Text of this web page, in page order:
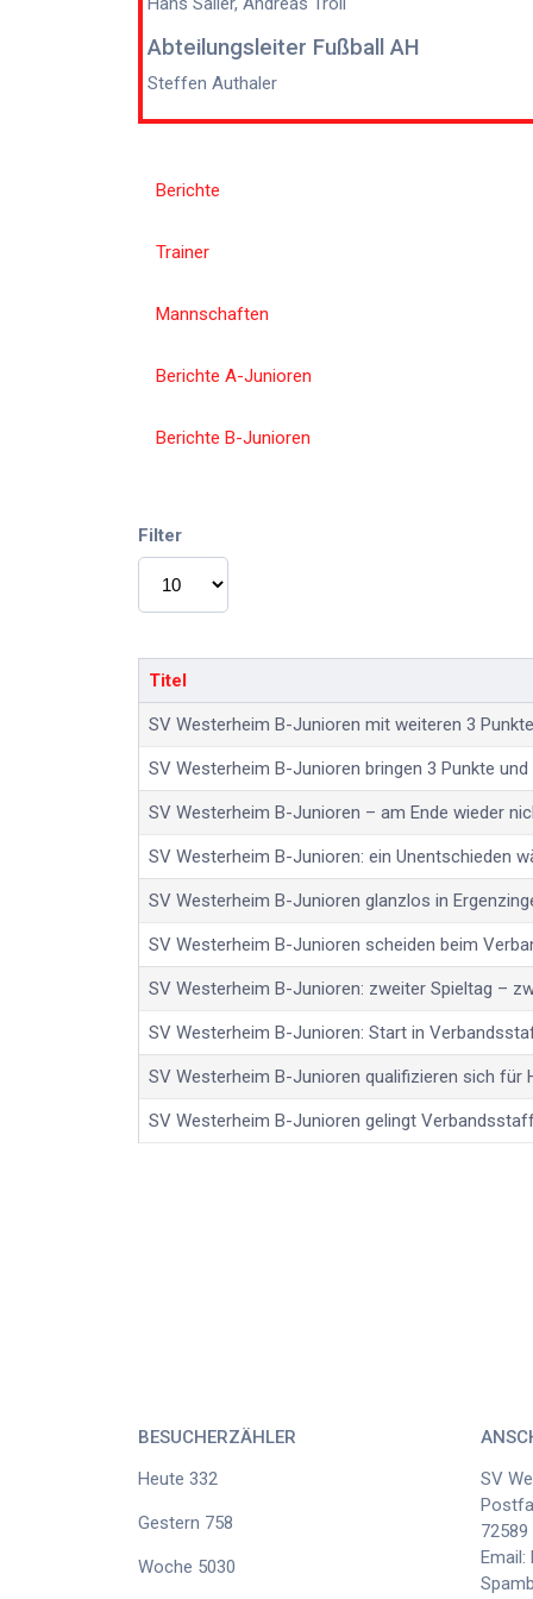
Filter
Anzeige #
Titel
SV Westerheim B-Junioren mit weiteren 3
SV Westerheim B-Junioren bringen 3 Punkte
SV Westerheim B-Junioren – am Ende wieder
SV Westerheim B-Junioren: ein Unentschieden
SV Westerheim B-Junioren glanzlos in
SV Westerheim B-Junioren scheiden beim
SV Westerheim B-Junioren: zweiter Spieltag –
SV Westerheim B-Junioren: Start in
SV Westerheim B-Junioren qualifizieren sich für
SV Westerheim B-Junioren gelingt
Abteilungsleiter Fußball AH
Steffen Authaler
Berichte
Trainer
Mannschaften
Berichte A-Junioren
Berichte B-Junioren
BESUCHERZÄHLER
Heute 332
Gestern 758
Woche 5030
SV
Email: